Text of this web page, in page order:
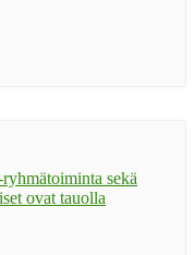
sekä
ovat tauolla